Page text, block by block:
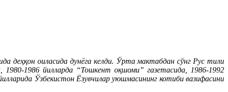
оиласида дунёга келди. Ўрта мактабдан сўнг Рус тили
1986 йилларда “Тошкент оқшоми” газетасида, 1986-1992
Ўзбекистон Ёзувчилар уюшмасининг котиби вазифасини